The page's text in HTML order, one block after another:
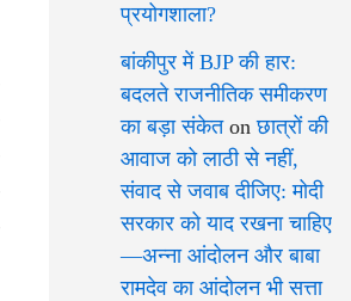
प्रयोगशाला?
बांकीपुर में BJP की हार:
बदलते राजनीतिक समीकरण
का बड़ा संकेतonछात्रों की
आवाज को लाठी से नहीं,
संवाद से जवाब दीजिए: मोदी
सरकार को याद रखना चाहिए
—अन्ना आंदोलन और बाबा
रामदेव का आंदोलन भी सत्ता